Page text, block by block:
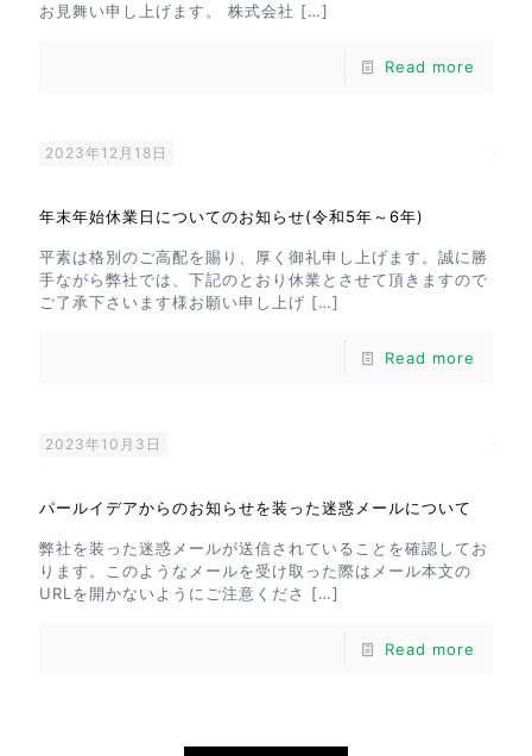
お見舞い申し上げます。 株式会社 […]
Read more
2023年12月18日
年末年始休業日についてのお知らせ(令和5年～6年)
平素は格別のご高配を賜り、厚く御礼申し上げます。誠に勝
手ながら弊社では、下記のとおり休業とさせて頂きますので
ご了承下さいます様お願い申し上げ […]
Read more
2023年10月3日
パールイデアからのお知らせを装った迷惑メールについて
弊社を装った迷惑メールが送信されていることを確認してお
ります。このようなメールを受け取った際はメール本文の
URLを開かないようにご注意くださ
[…]
Read more